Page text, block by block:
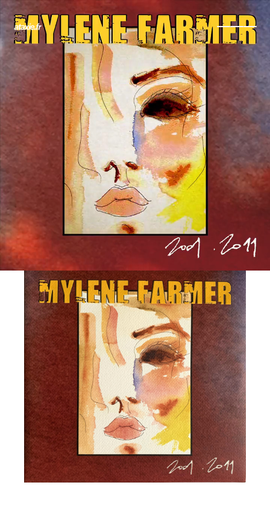
← Retour
Ajouter à ma collection Ajouter à ma wishlist
Comparer cet objet Voir ma collection